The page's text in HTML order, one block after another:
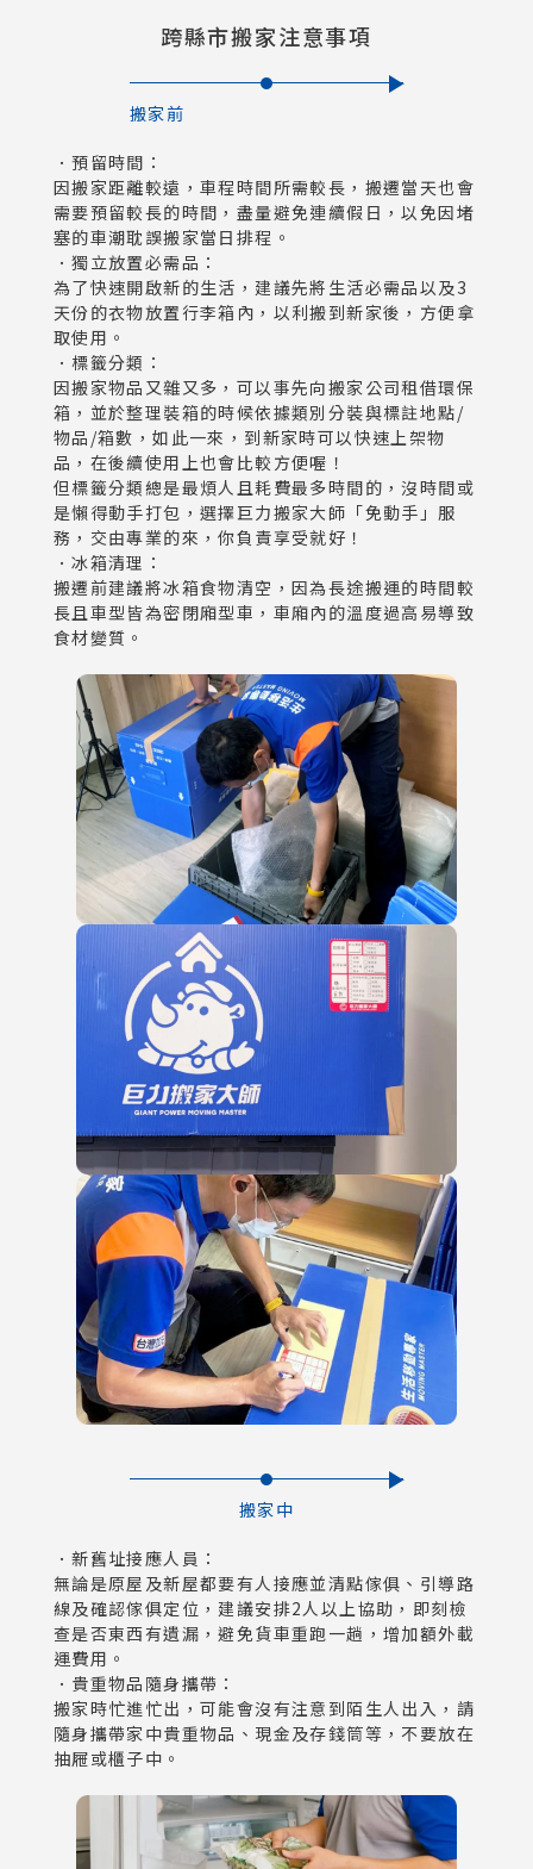
跨縣市搬家注意事項
搬家前
．預留時間：
因搬家距離較遠，車程時間所需較長，搬遷當天也會
需要預留較長的時間，盡量避免連續假日，以免因堵
塞的車潮耽誤搬家當日排程。
．獨立放置必需品：
為了快速開啟新的生活，建議先將生活必需品以及3
天份的衣物放置行李箱內，以利搬到新家後，方便拿
取使用。
．標籤分類：
因搬家物品又雜又多，可以事先向搬家公司租借環保
箱，並於整理裝箱的時候依據類別分裝與標註地點/
物品/箱數，如此一來，到新家時可以快速上架物
品，在後續使用上也會比較方便喔！
但標籤分類總是最煩人且耗費最多時間的，沒時間或
是懶得動手打包，選擇巨力搬家大師「免動手」服
務，交由專業的來，你負責享受就好！
．冰箱清理：
搬遷前建議將冰箱食物清空，因為長途搬運的時間較
長且車型皆為密閉廂型車，車廂內的溫度過高易導致
食材變質。
搬家中
．新舊址接應人員：
無論是原屋及新屋都要有人接應並清點傢俱、引導路
線及確認傢俱定位，建議安排2人以上協助，即刻檢
查是否東西有遺漏，避免貨車重跑一趟，增加額外載
運費用。
．貴重物品隨身攜帶：
搬家時忙進忙出，可能會沒有注意到陌生人出入，請
隨身攜帶家中貴重物品、現金及存錢筒等，不要放在
抽屜或櫃子中。